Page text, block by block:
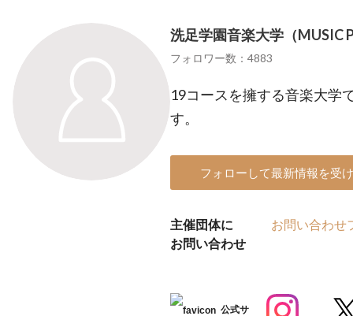
洗足学園音楽大学（MUSIC
フォロワー数：4883
19コースを擁する音楽大学
す。
フォローして最新情報を受
主催団体に
お問い合わせ
お問い合わせ
公式サ